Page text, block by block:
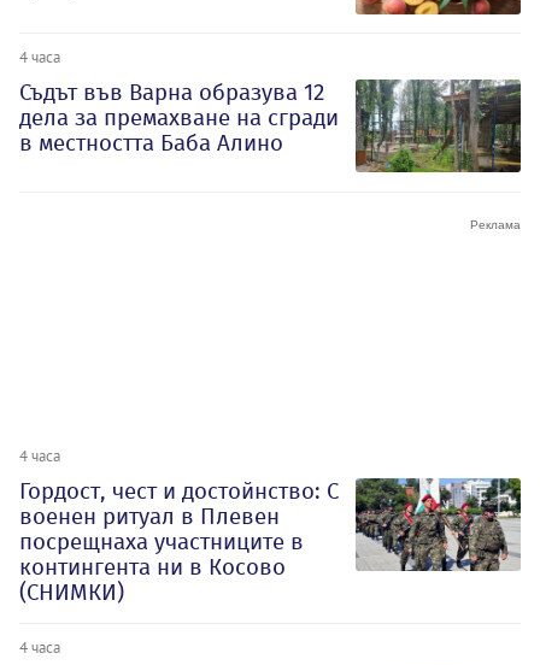
4 часа
Съдът във Варна образува 12
дела за премахване на сгради
в местността Баба Алино
4 часа
Гордост, чест и достойнство: С
военен ритуал в Плевен
посрещнаха участниците в
контингента ни в Косово
(СНИМКИ)
4 часа